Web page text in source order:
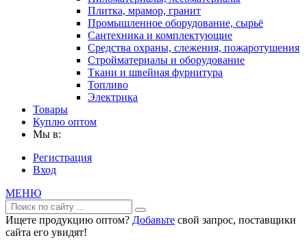
Плитка, мрамор, гранит
Промышленное оборудование, сырьё
Сантехника и комплектующие
Средства охраны, слежения, пожаротушения
Стройматериалы и оборудование
Ткани и швейная фурнитура
Топливо
Электрика
Товары
Куплю оптом
Мы в:
Регистрация
Вход
МЕНЮ
Ищете продукцию оптом? Добавьте свой запрос, поставщики
сайта его увидят!